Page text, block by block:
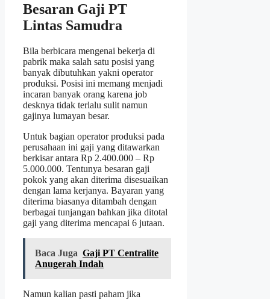
Besaran Gaji PT
Lintas Samudra
Bila berbicara mengenai bekerja di
pabrik maka salah satu posisi yang
banyak dibutuhkan yakni operator
produksi. Posisi ini memang menjadi
incaran banyak orang karena job
desknya tidak terlalu sulit namun
gajinya lumayan besar.
Untuk bagian operator produksi pada
perusahaan ini gaji yang ditawarkan
berkisar antara Rp 2.400.000 – Rp
5.000.000. Tentunya besaran gaji
pokok yang akan diterima disesuaikan
dengan lama kerjanya. Bayaran yang
diterima biasanya ditambah dengan
berbagai tunjangan bahkan jika ditotal
gaji yang diterima mencapai 6 jutaan.
Baca Juga Gaji PT Centralite
Anugerah Indah
Namun kalian pasti paham jika